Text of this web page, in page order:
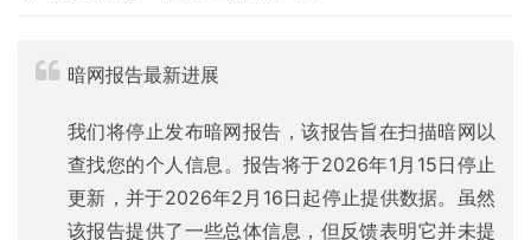
暗网报告最新进展
我们将停止发布暗网报告，该报告旨在扫描暗网以
查找您的个人信息。报告将于2026年1月15日停止
更新，并于2026年2月16日起停止提供数据。虽然
该报告提供了一些总体信息，但反馈表明它并未提